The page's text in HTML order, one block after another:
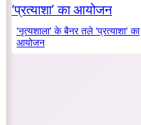
‘नृत्यशाला’ के बैनर तले ‘प्रत्याशा’ का
आयोजन